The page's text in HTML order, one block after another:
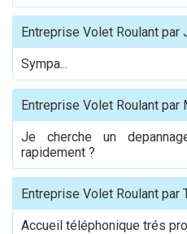
Entreprise Volet Roulant par
Sympa...
Entreprise Volet Roulant par
Je cherche un
rapidement ?
Entreprise Volet Roulant par
Accueil téléphonique trés pro